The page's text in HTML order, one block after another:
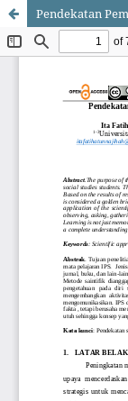
Pendekatan